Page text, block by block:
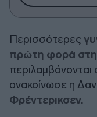
Περισσότερες
πρώτη φορά
ανακοίνωσε η
Φρέντερικσεν.